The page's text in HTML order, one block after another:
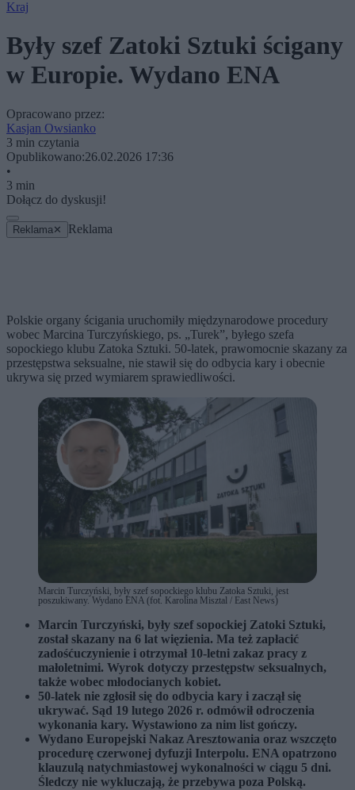
Kraj
Były szef Zatoki Sztuki ścigany
w Europie. Wydano ENA
Opracowano przez:
Kasjan Owsianko
3 min czytania
Opublikowano:26.02.2026 17:36
•
3 min
Dołącz do dyskusji!
Reklama ✕ Reklama
Polskie organy ścigania uruchomiły międzynarodowe procedury
wobec Marcina Turczyńskiego, ps. „Turek”, byłego szefa
sopockiego klubu Zatoka Sztuki. 50-latek, prawomocnie skazany za
przestępstwa seksualne, nie stawił się do odbycia kary i obecnie
ukrywa się przed wymiarem sprawiedliwości.
Marcin Turczyński, były szef sopockiego klubu Zatoka Sztuki, jest
poszukiwany. Wydano ENA (fot. Karolina Misztal / East News)
Marcin Turczyński, były szef sopockiej Zatoki Sztuki,
został skazany na 6 lat więzienia. Ma też zapłacić
zadośćuczynienie i otrzymał 10-letni zakaz pracy z
małoletnimi. Wyrok dotyczy przestępstw seksualnych,
także wobec młodocianych kobiet.
50-latek nie zgłosił się do odbycia kary i zaczął się
ukrywać. Sąd 19 lutego 2026 r. odmówił odroczenia
wykonania kary. Wystawiono za nim list gończy.
Wydano Europejski Nakaz Aresztowania oraz wszczęto
procedurę czerwonej dyfuzji Interpolu. ENA opatrzono
klauzulą natychmiastowej wykonalności w ciągu 5 dni.
Śledczy nie wykluczają, że przebywa poza Polską.